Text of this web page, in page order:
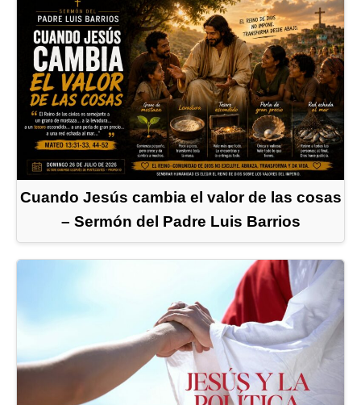
Cuando Jesús cambia el valor de las cosas
– Sermón del Padre Luis Barrios